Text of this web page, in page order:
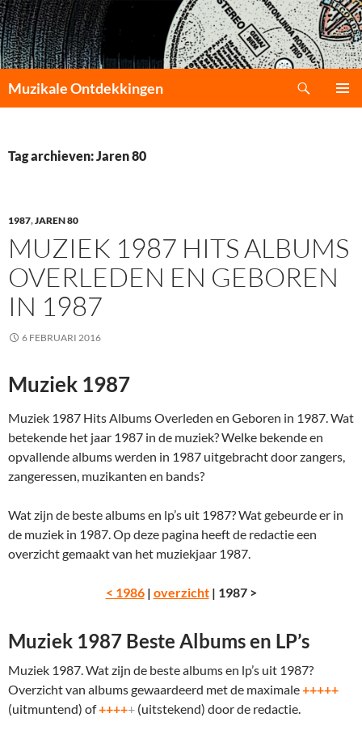
Muzikale Ontdekkingen
INHOUD
Tag archieven: Jaren 80
1987,JAREN 80
MUZIEK 1987 HITS ALBUMS
OVERLEDEN EN GEBOREN
IN 1987
6 FEBRUARI 2016
Muziek 1987
Muziek 1987 Hits Albums Overleden en Geboren in 1987. Wat
betekende het jaar 1987 in de muziek? Welke bekende en
opvallende albums werden in 1987 uitgebracht door zangers,
zangeressen, muzikanten en bands?
Wat zijn de beste albums en lp’s uit 1987? Wat gebeurde er in
de muziek in 1987. Op deze pagina heeft de redactie een
overzicht gemaakt van het muziekjaar 1987.
< 1986| overzicht| 1987 >
Muziek 1987 Beste Albums en LP’s
Muziek 1987. Wat zijn de beste albums en lp’s uit 1987?
Overzicht van albums gewaardeerd met de maximale+++++
(uitmuntend) of+++++ (uitstekend) door de redactie.